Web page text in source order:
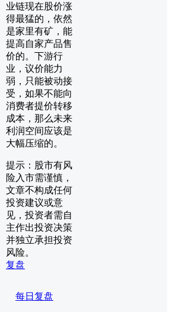
业链现在股价涨
得最猛的，依然
是家里有矿，能
提高自家产品售
价的。下游行
业，议价能力
弱，只能被动接
受，如果不能向
消费者提价转移
成本，那么未来
利润空间应该是
大幅压缩的。
提示：股市有风
险入市需谨慎，
文章不构成任何
投资建议或意
见，投资者需自
主作出投资决策
并独立承担投资
风险。
复盘
每日复盘